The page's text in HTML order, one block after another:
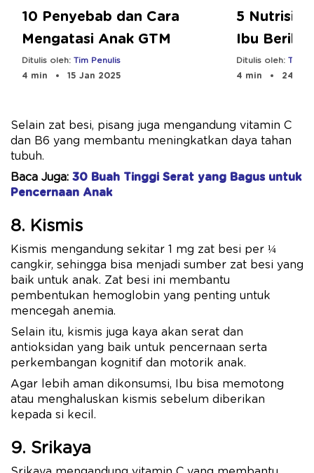
10 Penyebab dan Cara
Mengatasi Anak GTM
Ditulis oleh: Tim Penulis
4 min
15 Jan 2025
5 Nutrisi
Ibu
Optimal
Ditulis oleh: Tim
4 min
24
Selain zat besi, pisang juga mengandung vitamin C
dan B6 yang membantu meningkatkan daya tahan
tubuh.
Baca Juga: 30 Buah Tinggi Serat yang Bagus untuk
Pencernaan Anak
8. Kismis
Kismis mengandung sekitar 1 mg zat besi per ¼
cangkir, sehingga bisa menjadi sumber zat besi yang
baik untuk anak. Zat besi ini membantu
pembentukan hemoglobin yang penting untuk
mencegah anemia.
Selain itu, kismis juga kaya akan serat dan
antioksidan yang baik untuk pencernaan serta
perkembangan kognitif dan motorik anak.
Agar lebih aman dikonsumsi, Ibu bisa memotong
atau menghaluskan kismis sebelum diberikan
kepada si kecil.
9. Srikaya